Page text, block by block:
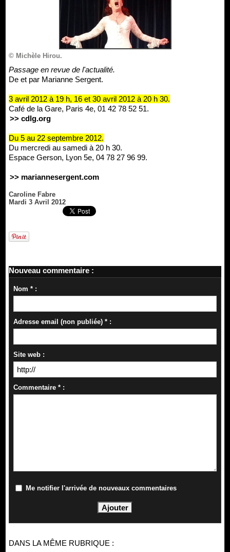
© Michèle Hirou.
Passage en revue de l'actualité.
De et par Marianne Sergent.
3 avril 2012 à 19 h, 16 et 30 avril 2012 à 20 h 30.
Café de la Gare, Paris 4e, 01 42 78 52 51.
>> cdlg.org
Du 5 au 22 septembre 2012.
Du mercredi au samedi à 20 h 30.
Espace Gerson, Lyon 5e, 04 78 27 96 99.
>> mariannesergent.com
Caroline Fabre
Mardi 3 Avril 2012
Nouveau commentaire :
Nom * :
Adresse email (non publiée) * :
Site web :
Commentaire * :
Me notifier l'arrivée de nouveaux commentaires
DANS LA MÊME RUBRIQUE :